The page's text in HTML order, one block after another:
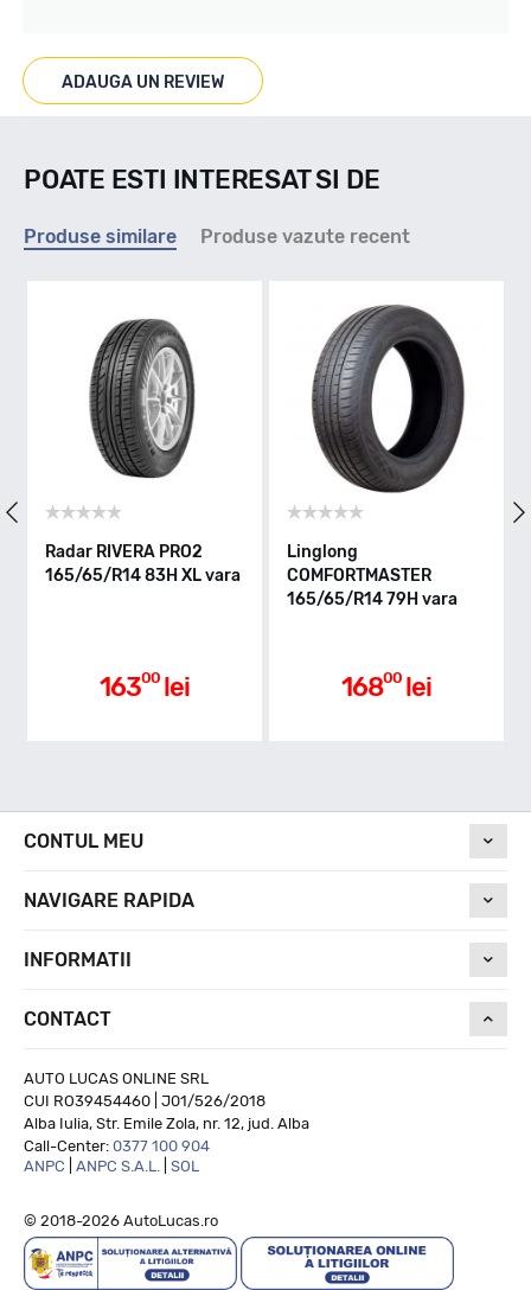
Marcaje
Indice viteza
Indice greutate
Aderenta pe carosabil ud
Nivel de zgomot
70
ADAUGA UN REVIEW
POATE ESTI INTERESAT SI DE
Produse similare Produse vazute recent
Radar RIVERA PRO2
165/65/R14 83H XL vara
16300 lei
Linglong
COMFORTMASTER
165/65/R14 79H vara
16800 lei
CONTUL MEU
NAVIGARE RAPIDA
INFORMATII
CONTACT
AUTO LUCAS ONLINE SRL
CUI RO39454460 | J01/526/2018
Alba Iulia, Str. Emile Zola, nr. 12, jud. Alba
Call-Center: 0377 100 904
ANPC
ANPC S.A.L. SOL
© 2018-2026 AutoLucas.ro